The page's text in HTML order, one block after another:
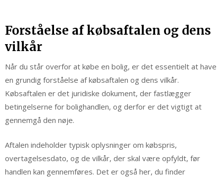
Forståelse af købsaftalen og dens
vilkår
Når du står overfor at købe en bolig, er det essentielt at have
en grundig forståelse af købsaftalen og dens vilkår.
Købsaftalen er det juridiske dokument, der fastlægger
betingelserne for bolighandlen, og derfor er det vigtigt at
gennemgå den nøje.
Aftalen indeholder typisk oplysninger om købspris,
overtagelsesdato, og de vilkår, der skal være opfyldt, før
handlen kan gennemføres. Det er også her, du finder